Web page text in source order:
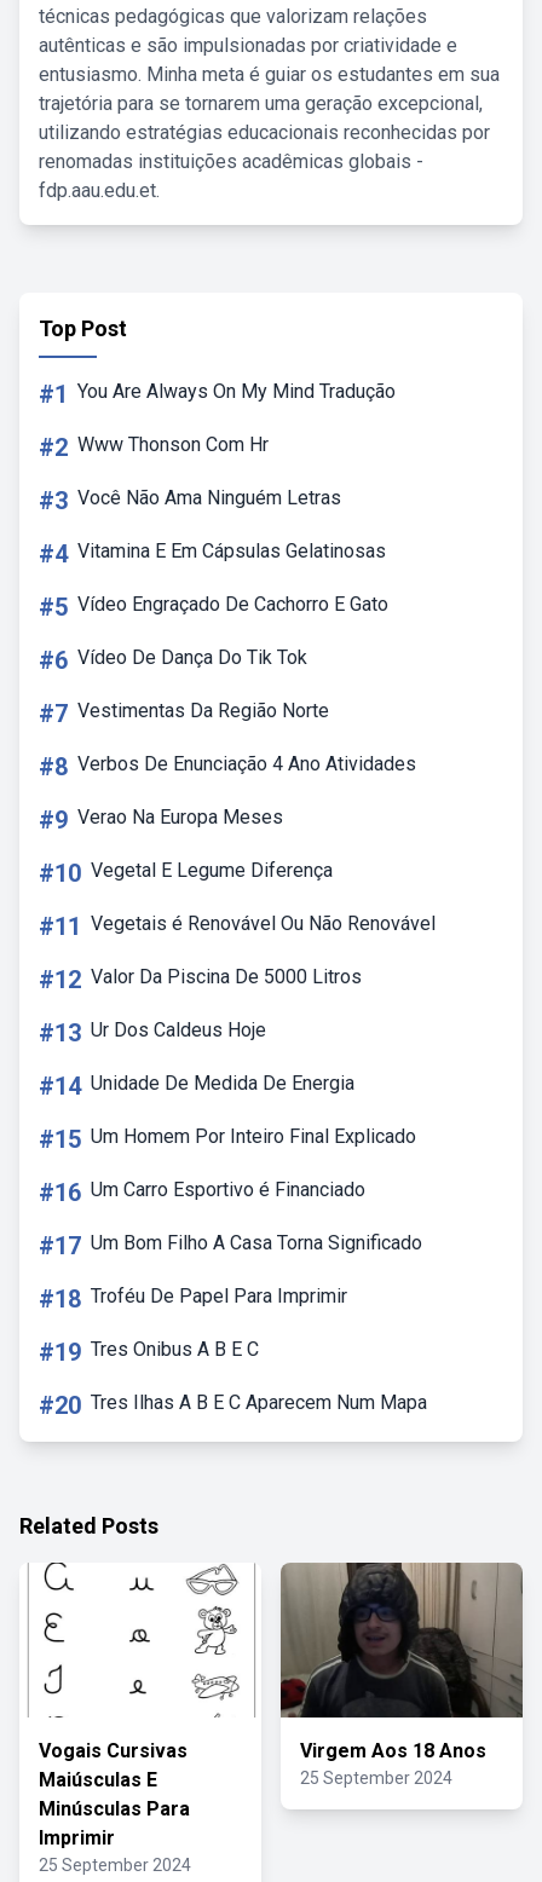
técnicas pedagógicas que valorizam relações
autênticas e são impulsionadas por criatividade e
entusiasmo. Minha meta é guiar os estudantes em sua
trajetória para se tornarem uma geração excepcional,
utilizando estratégias educacionais reconhecidas por
renomadas instituições acadêmicas globais -
fdp.aau.edu.et.
Top Post
#1 You Are Always On My Mind Tradução
#2 Www Thonson Com Hr
#3 Você Não Ama Ninguém Letras
#4 Vitamina E Em Cápsulas Gelatinosas
#5 Vídeo Engraçado De Cachorro E Gato
#6 Vídeo De Dança Do Tik Tok
#7 Vestimentas Da Região Norte
#8 Verbos De Enunciação 4 Ano Atividades
#9 Verao Na Europa Meses
#10 Vegetal E Legume Diferença
#11 Vegetais é Renovável Ou Não Renovável
#12 Valor Da Piscina De 5000 Litros
#13 Ur Dos Caldeus Hoje
#14 Unidade De Medida De Energia
#15 Um Homem Por Inteiro Final Explicado
#16 Um Carro Esportivo é Financiado
#17 Um Bom Filho A Casa Torna Significado
#18 Troféu De Papel Para Imprimir
#19 Tres Onibus A B E C
#20 Tres Ilhas A B E C Aparecem Num Mapa
Related Posts
Vogais Cursivas
Maiúsculas E
Minúsculas Para
Imprimir
25 September 2024
Virgem Aos 18 Anos
25 September 2024